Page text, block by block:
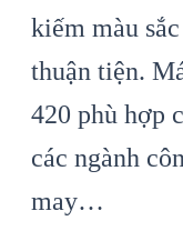
kiếm màu
thuận tiện.
420 phù hợp
các ngành
may…